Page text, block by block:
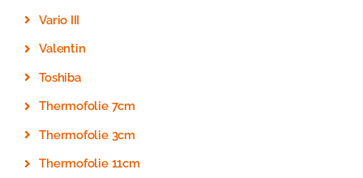
Vario III
Valentin
Toshiba
Thermofolie 7cm
Thermofolie 3cm
Thermofolie 11cm